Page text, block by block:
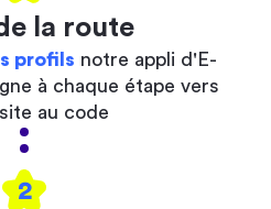
la route
profils notre appli d'E-
à chaque étape vers
au code
2